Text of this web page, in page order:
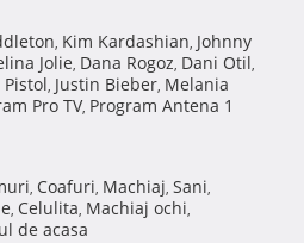
, Kim Kardashian, Johnny
Jolie, Dana Rogoz, Dani Otil,
Pistol, Justin Bieber, Melania
Pro TV, Program Antena 1
, Coafuri, Machiaj, Sani,
, Celulita, Machiaj ochi,
de acasa